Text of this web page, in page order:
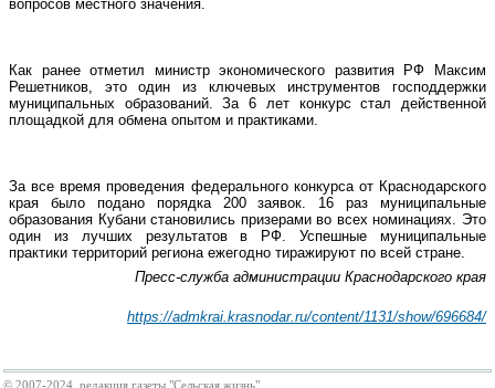
вопросов местного значения.
Как ранее отметил министр экономического развития РФ Максим
Решетников, это один из ключевых инструментов господдержки
муниципальных образований. За 6 лет конкурс стал действенной
площадкой для обмена опытом и практиками.
За все время проведения федерального конкурса от Краснодарского
края было подано порядка 200 заявок. 16 раз муниципальные
образования Кубани становились призерами во всех номинациях. Это
один из лучших результатов в РФ. Успешные муниципальные
практики территорий региона ежегодно тиражируют по всей стране.
Пресс-служба администрации Краснодарского края
https://admkrai.krasnodar.ru/content/1131/show/696684/
© 2007-2024, редакция газеты "Сельская жизнь".